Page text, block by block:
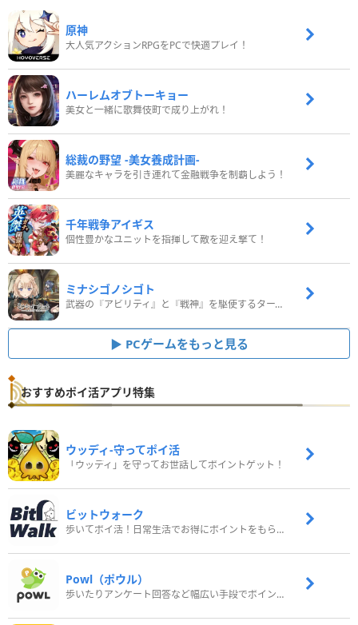
原神
大人気アクションRPGをPCで快適プレイ！
ハーレムオブトーキョー
美女と一緒に歌舞伎町で成り上がれ！
総裁の野望 -美女養成計画-
美麗なキャラを引き連れて金融戦争を制覇しよう！
千年戦争アイギス
個性豊かなユニットを指揮して敵を迎え撃て！
ミナシゴノシゴト
武器の『アビリティ』と『戦神』を駆使するターン制コマンドバトルRPG！
PCゲームをもっと見る
おすすめポイ活アプリ特集
ウッディ‐守ってポイ活
「ウッディ」を守ってお世話してポイントゲット！
ビットウォーク
歩いてポイ活！日常生活でお得にポイントをもらおう
Powl（ポウル）
歩いたりアンケート回答など幅広い手段でポイントをゲット